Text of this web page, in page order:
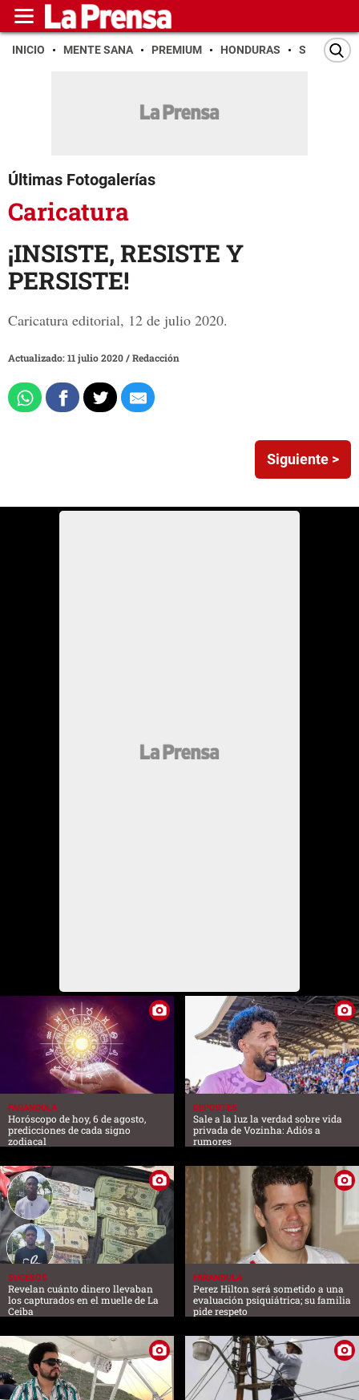
INICIO MENTE SANA PREMIUM HONDURAS SAN PEDRO
Últimas Fotogalerías
Caricatura
¡INSISTE, RESISTE Y
PERSISTE!
Caricatura editorial, 12 de julio 2020.
Actualizado: 11 julio 2020/Redacción
Siguiente >
FARANDULA
Horóscopo de hoy, 6 de agosto,
predicciones de cada signo
zodiacal
DEPORTES
Sale a la luz la verdad sobre vida
privada de Vozinha: Adiós a
rumores
SUCESOS
Revelan cuánto dinero llevaban
los capturados en el muelle de La
Ceiba
FARANDULA
Perez Hilton será sometido a una
evaluación psiquiátrica; su familia
pide respeto